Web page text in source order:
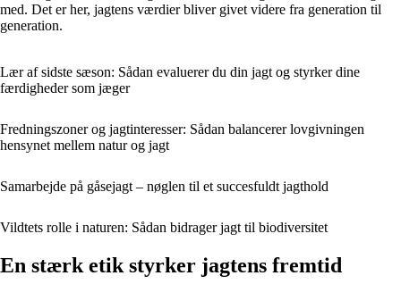
med. Det er her, jagtens værdier bliver givet videre fra generation til
generation.
Lær af sidste sæson: Sådan evaluerer du din jagt og styrker dine
færdigheder som jæger
Fredningszoner og jagtinteresser: Sådan balancerer lovgivningen
hensynet mellem natur og jagt
Samarbejde på gåsejagt – nøglen til et succesfuldt jagthold
Vildtets rolle i naturen: Sådan bidrager jagt til biodiversitet
En stærk etik styrker jagtens fremtid